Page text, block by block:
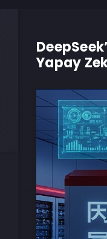
Yapay